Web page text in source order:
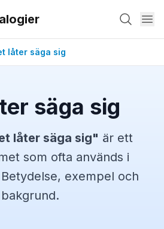
låter säga sig
säga sig
låter säga sig" är ett
som ofta används i
exempel och
bakgrund.